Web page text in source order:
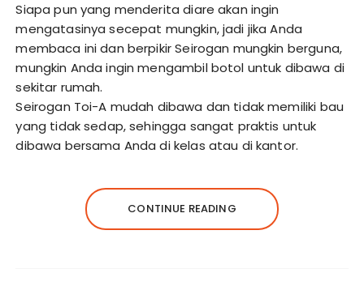
Siapa pun yang menderita diare akan ingin
mengatasinya secepat mungkin, jadi jika Anda
membaca ini dan berpikir Seirogan mungkin berguna,
mungkin Anda ingin mengambil botol untuk dibawa di
sekitar rumah.
Seirogan Toi-A mudah dibawa dan tidak memiliki bau
yang tidak sedap, sehingga sangat praktis untuk
dibawa bersama Anda di kelas atau di kantor.
CONTINUE READING